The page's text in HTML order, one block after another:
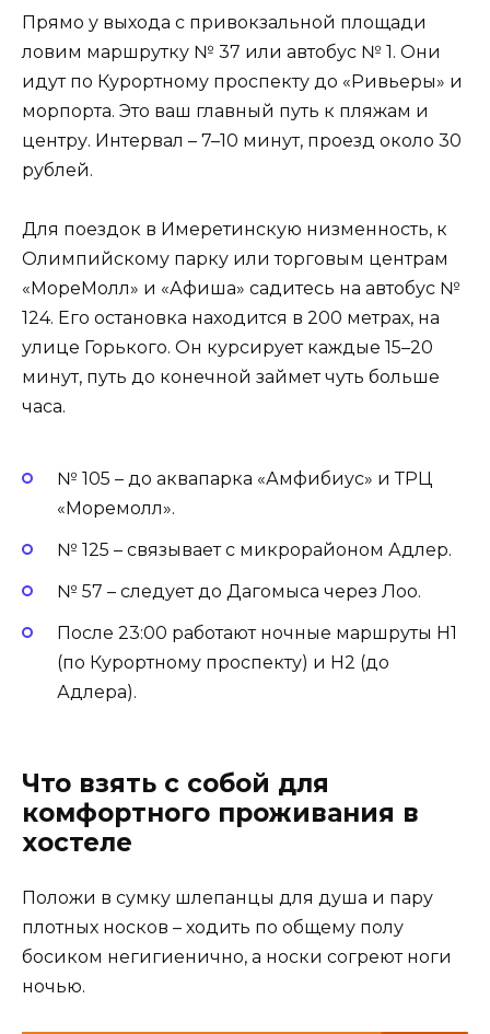
Прямо у выхода с привокзальной площади
ловим маршрутку № 37 или автобус № 1. Они
идут по Курортному проспекту до «Ривьеры» и
морпорта. Это ваш главный путь к пляжам и
центру. Интервал – 7–10 минут, проезд около 30
рублей.
Для поездок в Имеретинскую низменность, к
Олимпийскому парку или торговым центрам
«МореМолл» и «Афиша» садитесь на автобус №
124. Его остановка находится в 200 метрах, на
улице Горького. Он курсирует каждые 15–20
минут, путь до конечной займет чуть больше
часа.
№ 105 – до аквапарка «Амфибиус» и ТРЦ
«Моремолл».
№ 125 – связывает с микрорайоном Адлер.
№ 57 – следует до Дагомыса через Лоо.
После 23:00 работают ночные маршруты Н1
(по Курортному проспекту) и Н2 (до
Адлера).
Что взять с собой для
комфортного проживания в
хостеле
Положи в сумку шлепанцы для душа и пару
плотных носков – ходить по общему полу
босиком негигиенично, а носки согреют ноги
ночью.